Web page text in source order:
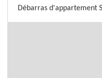
Débarras d'appartement